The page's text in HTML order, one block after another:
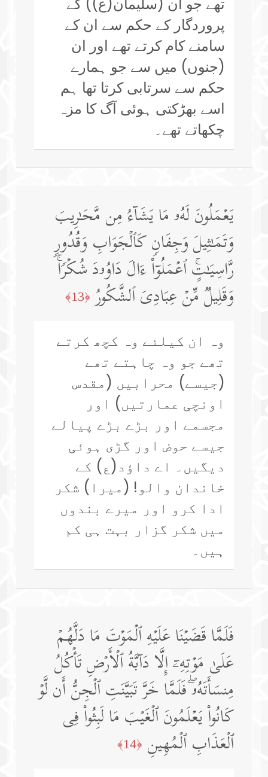
پروردگار کے حکم سے ان کے
سامنے کام کرتے تھے اور ان
(جنوں) میں سے جو ہمارے
حکم سے سرتابی کرتا تھا ہم
اسے بھڑکتی ہوئی آگ کا مزہ
چکھاتے تھے۔
یَعۡمَلُونَ لَهُۥ مَا یَشَاۤءُ مِن مَّحَـٰرِیبَ
وَتَمَـٰثِیلَ وَجِفَانࣲ كَٱلۡجَوَابِ وَقُدُورࣲ
رَّاسِیَـٰتٍۚ ٱعۡمَلُوۤا۟ ءَالَ دَاوُۥدَ شُكۡرࣰاۚ
وَقَلِیلࣱ مِّنۡ عِبَادِیَ ٱلشَّكُورُ ﴿13﴾
وہ ان کیلئے وہ کچھ کرتے
تھے جو وہ چاہتے تھے
(جیسے) محرابیں (مقدس
اونچی عمارتیں) اور
مجسمے اور بڑے بڑے پیالے
جیسے حوض اور گڑی ہوئی
دیگیں۔ اے داؤد(ع) کے
خاندان والو! (میرا) شکر
ادا کرو اور میرے بندوں
میں شکر گزار بہت ہی کم
ہیں۔
فَلَمَّا قَضَیۡنَا عَلَیۡهِ ٱلۡمَوۡتَ مَا دَلَّهُمۡ
عَلَىٰ مَوۡتِهِۦۤ إِلَّا دَاۤبَّةُ ٱلۡأَرۡضِ تَأۡكُلُ
مِنسَأَتَهُۥۖ فَلَمَّا خَرَّ تَبَیَّنَتِ ٱلۡجِنُّ أَن لَّوۡ
كَانُوا۟ یَعۡلَمُونَ ٱلۡغَیۡبَ مَا لَبِثُوا۟ فِی
ٱلۡعَذَابِ ٱلۡمُهِینِ ﴿14﴾